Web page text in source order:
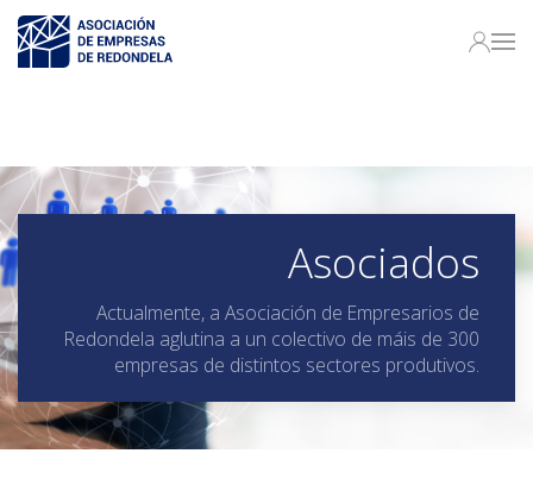
Asociados
Actualmente, a Asociación de Empresarios de
Redondela aglutina a un colectivo de máis de 300
empresas de distintos sectores produtivos.